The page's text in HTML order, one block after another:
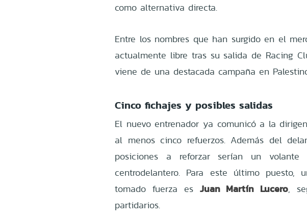
como alternativa directa.
Entre los nombres que han surgido en el
actualmente libre tras su salida de Racing
viene de una destacada campaña en
Cinco fichajes y posibles salidas
El nuevo entrenador ya comunicó a la
al menos cinco refuerzos. Además del
posiciones a reforzar serían un
centrodelantero. Para este último
tomado fuerza es Juan Martín Lucero,
partidarios.